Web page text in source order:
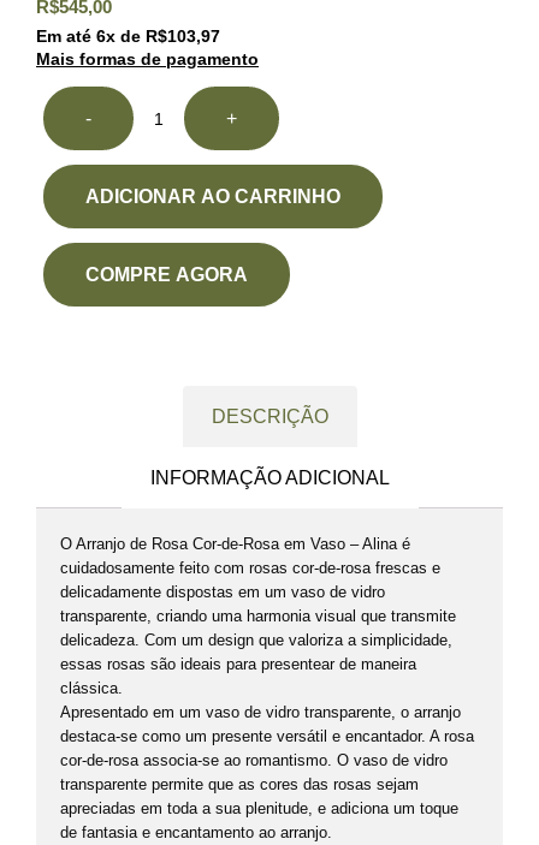
R$545,00
Em até 6x de R$103,97
Mais formas de pagamento
- +
ADICIONAR AO CARRINHO
COMPRE AGORA
DESCRIÇÃO
INFORMAÇÃO ADICIONAL
O Arranjo de Rosa Cor-de-Rosa em Vaso – Alina é
cuidadosamente feito com rosas cor-de-rosa frescas e
delicadamente dispostas em um vaso de vidro
transparente, criando uma harmonia visual que transmite
delicadeza. Com um design que valoriza a simplicidade,
essas rosas são ideais para presentear de maneira
clássica.
Apresentado em um vaso de vidro transparente, o arranjo
destaca-se como um presente versátil e encantador. A rosa
cor-de-rosa associa-se ao romantismo. O vaso de vidro
transparente permite que as cores das rosas sejam
apreciadas em toda a sua plenitude, e adiciona um toque
de fantasia e encantamento ao arranjo.